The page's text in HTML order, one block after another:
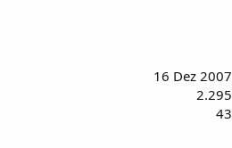
16 Dez 2007
2.295
43